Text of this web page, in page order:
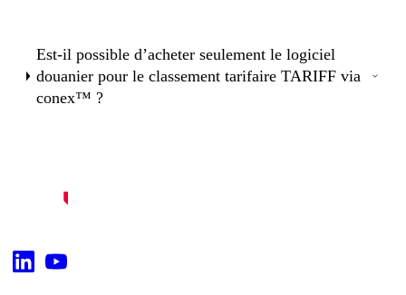
Est-il possible d’acheter seulement le logiciel
douanier pour le classement tarifaire TARIFF via
conex™ ?